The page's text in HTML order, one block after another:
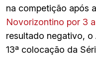
na competição após
Novorizontino por 3
resultado negativo, o
13ª colocação da